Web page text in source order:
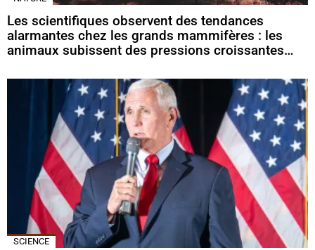
Les scientifiques observent des tendances
alarmantes chez les grands mammifères : les
animaux subissent des pressions croissantes…
SCIENCE